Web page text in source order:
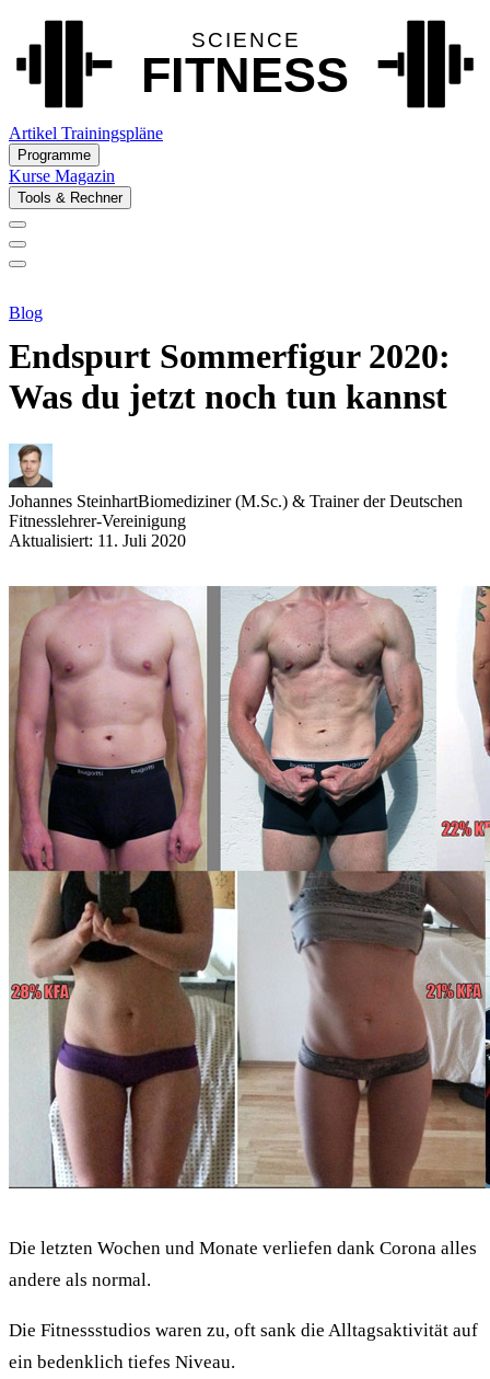
Artikel Trainingspläne
Programme
Kurse Magazin
Tools & Rechner
Blog
Endspurt Sommerfigur 2020:
Was du jetzt noch tun kannst
Johannes SteinhartBiomediziner (M.Sc.) & Trainer der Deutschen
Fitnesslehrer-Vereinigung
Aktualisiert: 11. Juli 2020
Die letzten Wochen und Monate verliefen dank Corona alles
andere als normal.
Die Fitnessstudios waren zu, oft sank die Alltagsaktivität auf
ein bedenklich tiefes Niveau.